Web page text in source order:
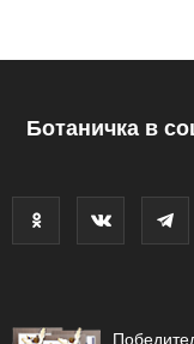
Ботаничка в